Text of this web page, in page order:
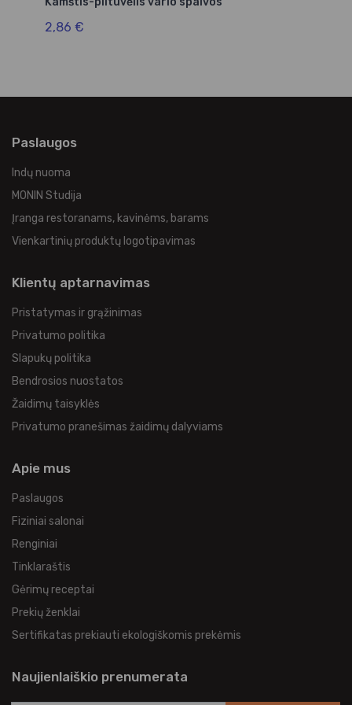
2,86 €
Paslaugos
Indų nuoma
MONIN Studija
Įranga restoranams, kavinėms, barams
Vienkartinių produktų logotipavimas
Klientų aptarnavimas
Pristatymas ir grąžinimas
Privatumo politika
Slapukų politika
Bendrosios nuostatos
Žaidimų taisyklės
Privatumo pranešimas žaidimų dalyviams
Apie mus
Paslaugos
Fiziniai salonai
Renginiai
Tinklaraštis
Gėrimų receptai
Prekių ženklai
Sertifikatas prekiauti ekologiškomis prekėmis
Naujienlaiškio prenumerata